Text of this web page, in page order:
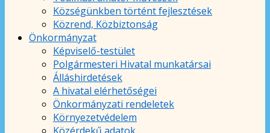
Községünkben történt fejlesztések
Közrend, Közbiztonság
Önkormányzat
Képviselő-testület
Polgármesteri Hivatal munkatársai
Álláshirdetések
A hivatal elérhetőségei
Önkormányzati rendeletek
Környezetvédelem